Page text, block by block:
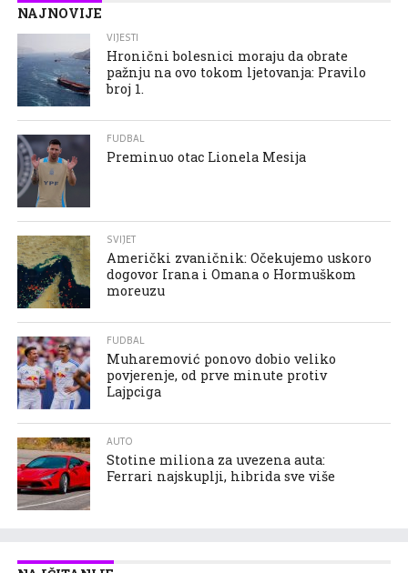
NAJNOVIJE
VIJESTI
Hronični bolesnici moraju da obrate
pažnju na ovo tokom ljetovanja: Pravilo
broj 1.
FUDBAL
Preminuo otac Lionela Mesija
SVIJET
Američki zvaničnik: Očekujemo uskoro
dogovor Irana i Omana o Hormuškom
moreuzu
FUDBAL
Muharemović ponovo dobio veliko
povjerenje, od prve minute protiv
Lajpciga
AUTO
Stotine miliona za uvezena auta:
Ferrari najskuplji, hibrida sve više